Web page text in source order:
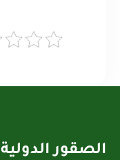
الصقور الدولية